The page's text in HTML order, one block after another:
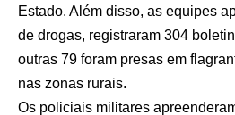
Estado. Além disso, as equipes
de drogas, registraram 304
outras 79 foram presas em
nas zonas rurais.
Os policiais militares